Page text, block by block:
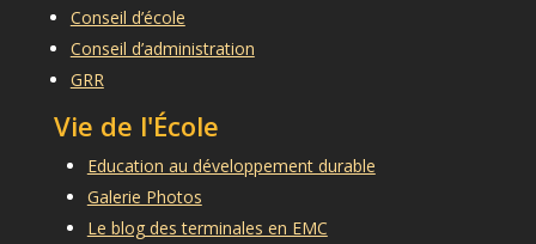
Conseil d’école
Conseil d’administration
GRR
Vie de l'École
Education au développement durable
Galerie Photos
Le blog des terminales en EMC